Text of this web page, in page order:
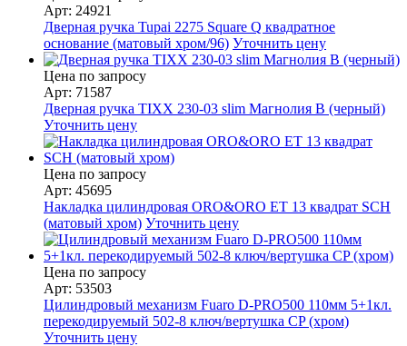
Арт: 24921
Дверная ручка Tupai 2275 Square Q квадратное
основание (матовый хром/96) Уточнить цену
Цена по запросу
Арт: 71587
Дверная ручка TIXX 230-03 slim Магнолия B (черный)
Уточнить цену
Цена по запросу
Арт: 45695
Накладка цилиндровая ORO&ORO ET 13 квадрат SCH
(матовый хром) Уточнить цену
Цена по запросу
Арт: 53503
Цилиндровый механизм Fuaro D-PRO500 110мм 5+1кл.
перекодируемый 502-8 ключ/вертушка CP (хром)
Уточнить цену